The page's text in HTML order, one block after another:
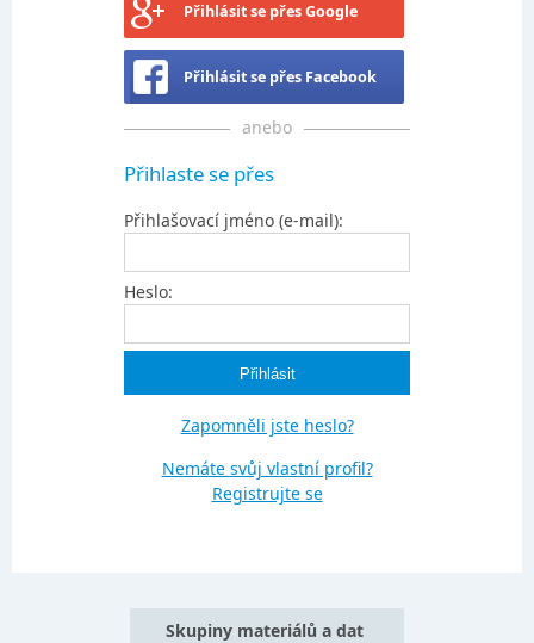
Přihlásit se přes Google
Přihlásit se přes Facebook
anebo
Přihlaste se přes
Přihlašovací jméno (e-mail):
Heslo:
Zapomněli jste heslo?
Nemáte svůj vlastní profil?
Registrujte se
Skupiny materiálů a dat